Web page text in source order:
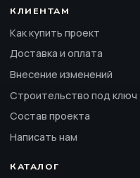
КЛИЕНТАМ
Как купить проект
Доставка и оплата
Внесение изменений
Строительство под ключ
Состав проекта
Написать нам
КАТАЛОГ